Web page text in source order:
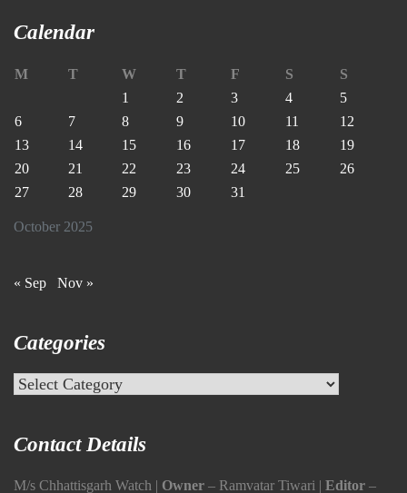
Calendar
October 2025
M T W T F S
S
1
2 3 4
5
6
7 8 9 10 11
12
13
14 15 16 17 18
19
20
21 22 23 24 25
26
27
28 29 30 31
« Sep Nov »
Categories
Categories
Contact Details
M/s Chhattisgarh Watch | Owner – Ramvatar Tiwari | Editor –